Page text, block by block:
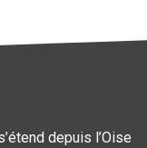
depuis l’Oise